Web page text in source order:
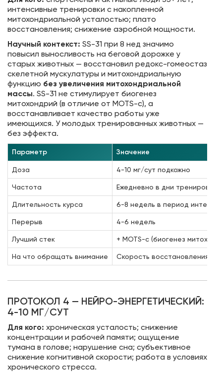
интенсивные тренировки с накопленной
митохондриальной усталостью; плато
восстановления; снижение аэробной мощности.
Научный контекст: SS-31 при 8 нед значимо
повысил выносливость на беговой дорожке у
старых животных — восстановил редокс-гомеостаз
скелетной мускулатуры и митохондриальную
функцию без увеличения митохондриальной
массы. SS-31 не стимулирует биогенез
митохондрий (в отличие от MOTS-c), а
восстанавливает качество работы уже
имеющихся. У молодых тренированных животных —
без эффекта.
Параметр Значение
Доза 4-10 мг/сут подкожно
Частота Ежедневно в дни
Длительность курса 6-8 недель в период
Перерыв 4-6 недель
Лучший стек + MOTS-c (биогенез
На что обращать внимание Скорость восстановления
ПРОТОКОЛ 4 — НЕЙРО-ЭНЕРГЕТИЧЕСКИЙ:
4-10 МГ/СУТ
Для кого: хроническая усталость; снижение
концентрации и рабочей памяти; ощущение
тумана в голове; нарушение сна; субъективное
снижение когнитивной скорости; работа в условиях
хронического стресса.